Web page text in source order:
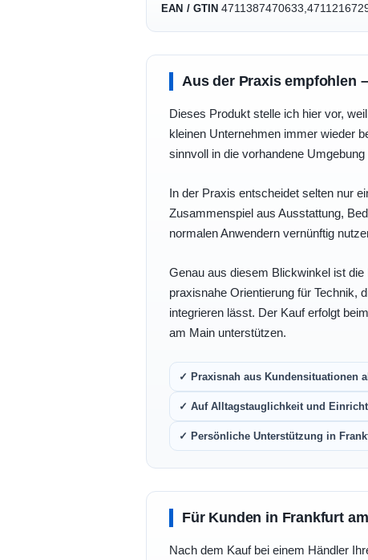
EAN / GTIN
Aus der Praxis empfohlen
Dieses Produkt stelle ich hier vor,
kleinen Unternehmen immer wieder
sinnvoll in die vorhandene Umgebung
In der Praxis entscheidet selten nur
Zusammenspiel aus Ausstattung,
normalen Anwendern vernünftig
Genau aus diesem Blickwinkel ist
praxisnahe Orientierung für Technik,
integrieren lässt. Der Kauf erfolgt
am Main unterstützen.
✓ Praxisnah aus Kundensituationen
✓ Auf Alltagstauglichkeit und
✓ Persönliche Unterstützung in
Für Kunden in Frankfurt
Nach dem Kauf bei einem Händler